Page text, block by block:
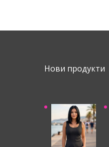
Нови продукти